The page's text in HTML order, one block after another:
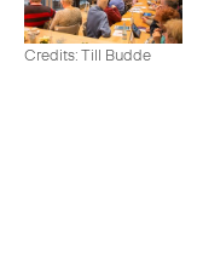
Credits: Till Budde